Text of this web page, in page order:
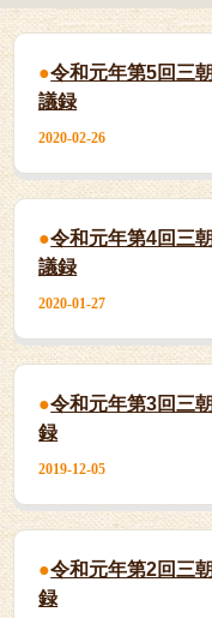
サイトマップ
プライバシーポリシー
令和元年第5回三
議録
2020-02-26
令和元年第4回三
議録
2020-01-27
令和元年第3回三
録
2019-12-05
令和元年第2回三
録